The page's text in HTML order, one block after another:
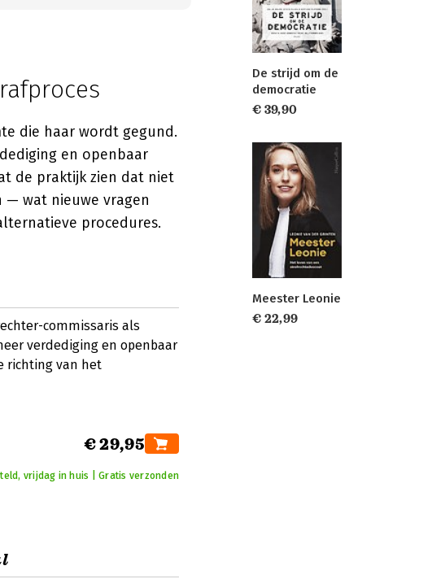
die haar wordt gegund.
en openbaar
de praktijk zien dat niet
— wat nieuwe vragen
procedures.
commissaris als
verdediging en openbaar
richting van het
€ 29,95
vrijdag in huis | Gratis verzonden
De strijd om de
democratie
€ 39,90
Meester Leonie
€ 22,99